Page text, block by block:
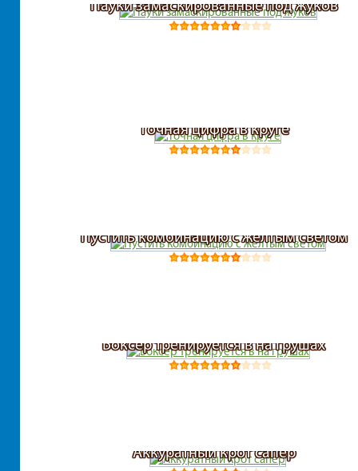
Пауки замаскированные под жуков
Точная цифра в круге
Пустить комбинацию с желтым светом
Боксер тренируется в на грушах
Аккуратный крот сапер